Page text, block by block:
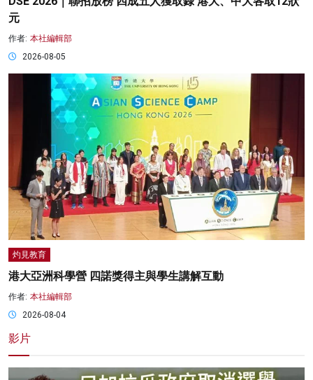
元
作者: 本社編輯部
2026-08-05
灼見教育
港大亞洲科學營 四諾獎得主與學生講解互動
作者: 本社編輯部
2026-08-04
影片